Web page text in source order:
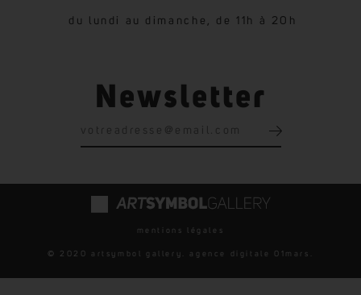
du lundi au dimanche, de 11h à 20h
Newsletter
mentions légales
© 2020 artsymbol gallery. agence digitale 01mars